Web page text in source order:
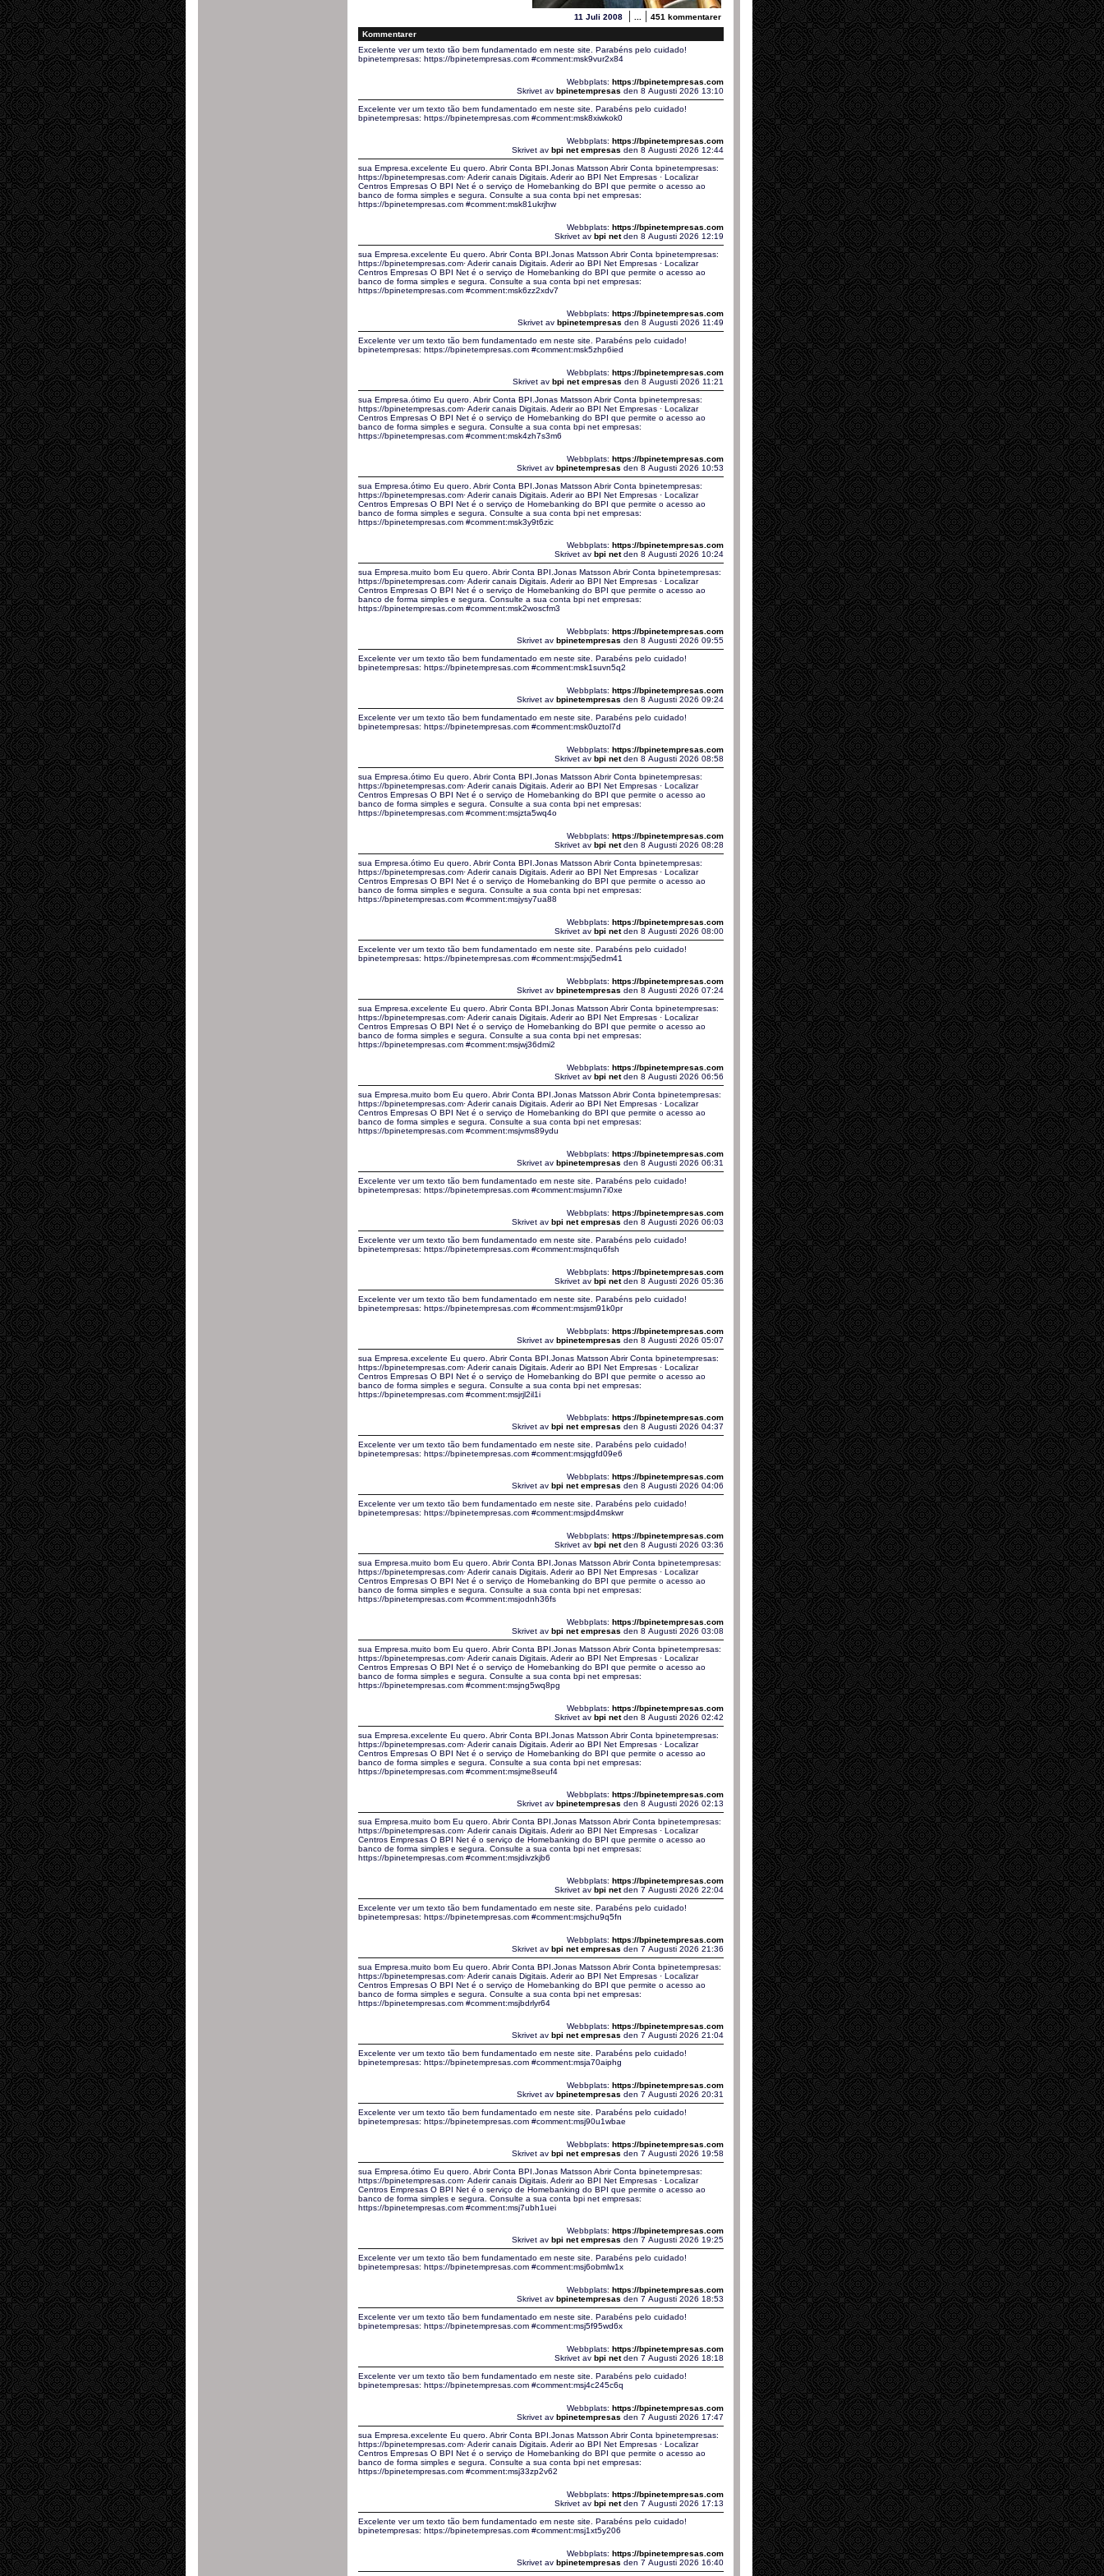
11 Juli 2008 | | 451 kommentarer
Kommentarer
Excelente ver um texto tão bem fundamentado em neste site. Parabéns pelo cuidado!
bpinetempresas: https://bpinetempresas.com #comment:msk9vur2x84
Webbplats: https://bpinetempresas.com
Skrivet av bpinetempresas den 8 Augusti 2026 13:10
Excelente ver um texto tão bem fundamentado em neste site. Parabéns pelo cuidado!
bpinetempresas: https://bpinetempresas.com #comment:msk8xiwkok0
Webbplats: https://bpinetempresas.com
Skrivet av bpi net empresas den 8 Augusti 2026 12:44
sua Empresa.excelente Eu quero. Abrir Conta BPI.Jonas Matsson Abrir Conta bpinetempresas:
https://bpinetempresas.com· Aderir canais Digitais. Aderir ao BPI Net Empresas · Localizar
Centros Empresas O BPI Net é o serviço de Homebanking do BPI que permite o acesso ao
banco de forma simples e segura. Consulte a sua conta bpi net empresas:
https://bpinetempresas.com #comment:msk81ukrjhw
Webbplats: https://bpinetempresas.com
Skrivet av bpi netden 8 Augusti 2026 12:19
sua Empresa.excelente Eu quero. Abrir Conta BPI.Jonas Matsson Abrir Conta bpinetempresas:
https://bpinetempresas.com· Aderir canais Digitais. Aderir ao BPI Net Empresas · Localizar
Centros Empresas O BPI Net é o serviço de Homebanking do BPI que permite o acesso ao
banco de forma simples e segura. Consulte a sua conta bpi net empresas:
https://bpinetempresas.com #comment:msk6zz2xdv7
Webbplats: https://bpinetempresas.com
Skrivet av bpinetempresas den 8 Augusti 2026 11:49
Excelente ver um texto tão bem fundamentado em neste site. Parabéns pelo cuidado!
bpinetempresas: https://bpinetempresas.com #comment:msk5zhp6ied
Webbplats: https://bpinetempresas.com
Skrivet av bpi net empresas den 8 Augusti 2026 11:21
sua Empresa.ótimo Eu quero. Abrir Conta BPI.Jonas Matsson Abrir Conta bpinetempresas:
https://bpinetempresas.com· Aderir canais Digitais. Aderir ao BPI Net Empresas · Localizar
Centros Empresas O BPI Net é o serviço de Homebanking do BPI que permite o acesso ao
banco de forma simples e segura. Consulte a sua conta bpi net empresas:
https://bpinetempresas.com #comment:msk4zh7s3m6
Webbplats: https://bpinetempresas.com
Skrivet av bpinetempresas den 8 Augusti 2026 10:53
sua Empresa.ótimo Eu quero. Abrir Conta BPI.Jonas Matsson Abrir Conta bpinetempresas:
https://bpinetempresas.com· Aderir canais Digitais. Aderir ao BPI Net Empresas · Localizar
Centros Empresas O BPI Net é o serviço de Homebanking do BPI que permite o acesso ao
banco de forma simples e segura. Consulte a sua conta bpi net empresas:
https://bpinetempresas.com #comment:msk3y9t6zic
Webbplats: https://bpinetempresas.com
Skrivet av bpi netden 8 Augusti 2026 10:24
sua Empresa.muito bom Eu quero. Abrir Conta BPI.Jonas Matsson Abrir Conta bpinetempresas:
https://bpinetempresas.com· Aderir canais Digitais. Aderir ao BPI Net Empresas · Localizar
Centros Empresas O BPI Net é o serviço de Homebanking do BPI que permite o acesso ao
banco de forma simples e segura. Consulte a sua conta bpi net empresas:
https://bpinetempresas.com #comment:msk2woscfm3
Webbplats: https://bpinetempresas.com
Skrivet av bpinetempresas den 8 Augusti 2026 09:55
Excelente ver um texto tão bem fundamentado em neste site. Parabéns pelo cuidado!
bpinetempresas: https://bpinetempresas.com #comment:msk1suvn5q2
Webbplats: https://bpinetempresas.com
Skrivet av bpinetempresas den 8 Augusti 2026 09:24
Excelente ver um texto tão bem fundamentado em neste site. Parabéns pelo cuidado!
bpinetempresas: https://bpinetempresas.com #comment:msk0uztol7d
Webbplats: https://bpinetempresas.com
Skrivet av bpi netden 8 Augusti 2026 08:58
sua Empresa.ótimo Eu quero. Abrir Conta BPI.Jonas Matsson Abrir Conta bpinetempresas:
https://bpinetempresas.com· Aderir canais Digitais. Aderir ao BPI Net Empresas · Localizar
Centros Empresas O BPI Net é o serviço de Homebanking do BPI que permite o acesso ao
banco de forma simples e segura. Consulte a sua conta bpi net empresas:
https://bpinetempresas.com #comment:msjzta5wq4o
Webbplats: https://bpinetempresas.com
Skrivet av bpi netden 8 Augusti 2026 08:28
sua Empresa.ótimo Eu quero. Abrir Conta BPI.Jonas Matsson Abrir Conta bpinetempresas:
https://bpinetempresas.com· Aderir canais Digitais. Aderir ao BPI Net Empresas · Localizar
Centros Empresas O BPI Net é o serviço de Homebanking do BPI que permite o acesso ao
banco de forma simples e segura. Consulte a sua conta bpi net empresas:
https://bpinetempresas.com #comment:msjysy7ua88
Webbplats: https://bpinetempresas.com
Skrivet av bpi netden 8 Augusti 2026 08:00
Excelente ver um texto tão bem fundamentado em neste site. Parabéns pelo cuidado!
bpinetempresas: https://bpinetempresas.com #comment:msjxj5edm41
Webbplats: https://bpinetempresas.com
Skrivet av bpinetempresas den 8 Augusti 2026 07:24
sua Empresa.excelente Eu quero. Abrir Conta BPI.Jonas Matsson Abrir Conta bpinetempresas:
https://bpinetempresas.com· Aderir canais Digitais. Aderir ao BPI Net Empresas · Localizar
Centros Empresas O BPI Net é o serviço de Homebanking do BPI que permite o acesso ao
banco de forma simples e segura. Consulte a sua conta bpi net empresas:
https://bpinetempresas.com #comment:msjwj36dmi2
Webbplats: https://bpinetempresas.com
Skrivet av bpi netden 8 Augusti 2026 06:56
sua Empresa.muito bom Eu quero. Abrir Conta BPI.Jonas Matsson Abrir Conta bpinetempresas:
https://bpinetempresas.com· Aderir canais Digitais. Aderir ao BPI Net Empresas · Localizar
Centros Empresas O BPI Net é o serviço de Homebanking do BPI que permite o acesso ao
banco de forma simples e segura. Consulte a sua conta bpi net empresas:
https://bpinetempresas.com #comment:msjvms89ydu
Webbplats: https://bpinetempresas.com
Skrivet av bpinetempresas den 8 Augusti 2026 06:31
Excelente ver um texto tão bem fundamentado em neste site. Parabéns pelo cuidado!
bpinetempresas: https://bpinetempresas.com #comment:msjumn7i0xe
Webbplats: https://bpinetempresas.com
Skrivet av bpi net empresas den 8 Augusti 2026 06:03
Excelente ver um texto tão bem fundamentado em neste site. Parabéns pelo cuidado!
bpinetempresas: https://bpinetempresas.com #comment:msjtnqu6fsh
Webbplats: https://bpinetempresas.com
Skrivet av bpi netden 8 Augusti 2026 05:36
Excelente ver um texto tão bem fundamentado em neste site. Parabéns pelo cuidado!
bpinetempresas: https://bpinetempresas.com #comment:msjsm91k0pr
Webbplats: https://bpinetempresas.com
Skrivet av bpinetempresas den 8 Augusti 2026 05:07
sua Empresa.excelente Eu quero. Abrir Conta BPI.Jonas Matsson Abrir Conta bpinetempresas:
https://bpinetempresas.com· Aderir canais Digitais. Aderir ao BPI Net Empresas · Localizar
Centros Empresas O BPI Net é o serviço de Homebanking do BPI que permite o acesso ao
banco de forma simples e segura. Consulte a sua conta bpi net empresas:
https://bpinetempresas.com #comment:msjrjl2il1i
Webbplats: https://bpinetempresas.com
Skrivet av bpi net empresas den 8 Augusti 2026 04:37
Excelente ver um texto tão bem fundamentado em neste site. Parabéns pelo cuidado!
bpinetempresas: https://bpinetempresas.com #comment:msjqgfd09e6
Webbplats: https://bpinetempresas.com
Skrivet av bpi net empresas den 8 Augusti 2026 04:06
Excelente ver um texto tão bem fundamentado em neste site. Parabéns pelo cuidado!
bpinetempresas: https://bpinetempresas.com #comment:msjpd4mskwr
Webbplats: https://bpinetempresas.com
Skrivet av bpi netden 8 Augusti 2026 03:36
sua Empresa.muito bom Eu quero. Abrir Conta BPI.Jonas Matsson Abrir Conta bpinetempresas:
https://bpinetempresas.com· Aderir canais Digitais. Aderir ao BPI Net Empresas · Localizar
Centros Empresas O BPI Net é o serviço de Homebanking do BPI que permite o acesso ao
banco de forma simples e segura. Consulte a sua conta bpi net empresas:
https://bpinetempresas.com #comment:msjodnh36fs
Webbplats: https://bpinetempresas.com
Skrivet av bpi net empresas den 8 Augusti 2026 03:08
sua Empresa.muito bom Eu quero. Abrir Conta BPI.Jonas Matsson Abrir Conta bpinetempresas:
https://bpinetempresas.com· Aderir canais Digitais. Aderir ao BPI Net Empresas · Localizar
Centros Empresas O BPI Net é o serviço de Homebanking do BPI que permite o acesso ao
banco de forma simples e segura. Consulte a sua conta bpi net empresas:
https://bpinetempresas.com #comment:msjng5wq8pg
Webbplats: https://bpinetempresas.com
Skrivet av bpi netden 8 Augusti 2026 02:42
sua Empresa.excelente Eu quero. Abrir Conta BPI.Jonas Matsson Abrir Conta bpinetempresas:
https://bpinetempresas.com· Aderir canais Digitais. Aderir ao BPI Net Empresas · Localizar
Centros Empresas O BPI Net é o serviço de Homebanking do BPI que permite o acesso ao
banco de forma simples e segura. Consulte a sua conta bpi net empresas:
https://bpinetempresas.com #comment:msjme8seuf4
Webbplats: https://bpinetempresas.com
Skrivet av bpinetempresas den 8 Augusti 2026 02:13
sua Empresa.muito bom Eu quero. Abrir Conta BPI.Jonas Matsson Abrir Conta bpinetempresas:
https://bpinetempresas.com· Aderir canais Digitais. Aderir ao BPI Net Empresas · Localizar
Centros Empresas O BPI Net é o serviço de Homebanking do BPI que permite o acesso ao
banco de forma simples e segura. Consulte a sua conta bpi net empresas:
https://bpinetempresas.com #comment:msjdivzkjb6
Webbplats: https://bpinetempresas.com
Skrivet av bpi netden 7 Augusti 2026 22:04
Excelente ver um texto tão bem fundamentado em neste site. Parabéns pelo cuidado!
bpinetempresas: https://bpinetempresas.com #comment:msjchu9q5fn
Webbplats: https://bpinetempresas.com
Skrivet av bpi net empresas den 7 Augusti 2026 21:36
sua Empresa.muito bom Eu quero. Abrir Conta BPI.Jonas Matsson Abrir Conta bpinetempresas:
https://bpinetempresas.com· Aderir canais Digitais. Aderir ao BPI Net Empresas · Localizar
Centros Empresas O BPI Net é o serviço de Homebanking do BPI que permite o acesso ao
banco de forma simples e segura. Consulte a sua conta bpi net empresas:
https://bpinetempresas.com #comment:msjbdrlyr64
Webbplats: https://bpinetempresas.com
Skrivet av bpi net empresas den 7 Augusti 2026 21:04
Excelente ver um texto tão bem fundamentado em neste site. Parabéns pelo cuidado!
bpinetempresas: https://bpinetempresas.com #comment:msja70aiphg
Webbplats: https://bpinetempresas.com
Skrivet av bpinetempresas den 7 Augusti 2026 20:31
Excelente ver um texto tão bem fundamentado em neste site. Parabéns pelo cuidado!
bpinetempresas: https://bpinetempresas.com #comment:msj90u1wbae
Webbplats: https://bpinetempresas.com
Skrivet av bpi net empresas den 7 Augusti 2026 19:58
sua Empresa.ótimo Eu quero. Abrir Conta BPI.Jonas Matsson Abrir Conta bpinetempresas:
https://bpinetempresas.com· Aderir canais Digitais. Aderir ao BPI Net Empresas · Localizar
Centros Empresas O BPI Net é o serviço de Homebanking do BPI que permite o acesso ao
banco de forma simples e segura. Consulte a sua conta bpi net empresas:
https://bpinetempresas.com #comment:msj7ubh1uei
Webbplats: https://bpinetempresas.com
Skrivet av bpi net empresas den 7 Augusti 2026 19:25
Excelente ver um texto tão bem fundamentado em neste site. Parabéns pelo cuidado!
bpinetempresas: https://bpinetempresas.com #comment:msj6obmlw1x
Webbplats: https://bpinetempresas.com
Skrivet av bpinetempresas den 7 Augusti 2026 18:53
Excelente ver um texto tão bem fundamentado em neste site. Parabéns pelo cuidado!
bpinetempresas: https://bpinetempresas.com #comment:msj5f95wd6x
Webbplats: https://bpinetempresas.com
Skrivet av bpi netden 7 Augusti 2026 18:18
Excelente ver um texto tão bem fundamentado em neste site. Parabéns pelo cuidado!
bpinetempresas: https://bpinetempresas.com #comment:msj4c245c6q
Webbplats: https://bpinetempresas.com
Skrivet av bpinetempresas den 7 Augusti 2026 17:47
sua Empresa.excelente Eu quero. Abrir Conta BPI.Jonas Matsson Abrir Conta bpinetempresas:
https://bpinetempresas.com· Aderir canais Digitais. Aderir ao BPI Net Empresas · Localizar
Centros Empresas O BPI Net é o serviço de Homebanking do BPI que permite o acesso ao
banco de forma simples e segura. Consulte a sua conta bpi net empresas:
https://bpinetempresas.com #comment:msj33zp2v62
Webbplats: https://bpinetempresas.com
Skrivet av bpi netden 7 Augusti 2026 17:13
Excelente ver um texto tão bem fundamentado em neste site. Parabéns pelo cuidado!
bpinetempresas: https://bpinetempresas.com #comment:msj1xt5y206
Webbplats: https://bpinetempresas.com
Skrivet av bpinetempresas den 7 Augusti 2026 16:40